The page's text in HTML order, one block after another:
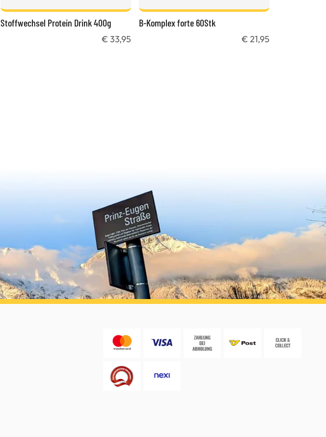
Stoffwechsel Protein Drink 400g
€ 33,95
B-Komplex forte 60Stk
€ 21,95